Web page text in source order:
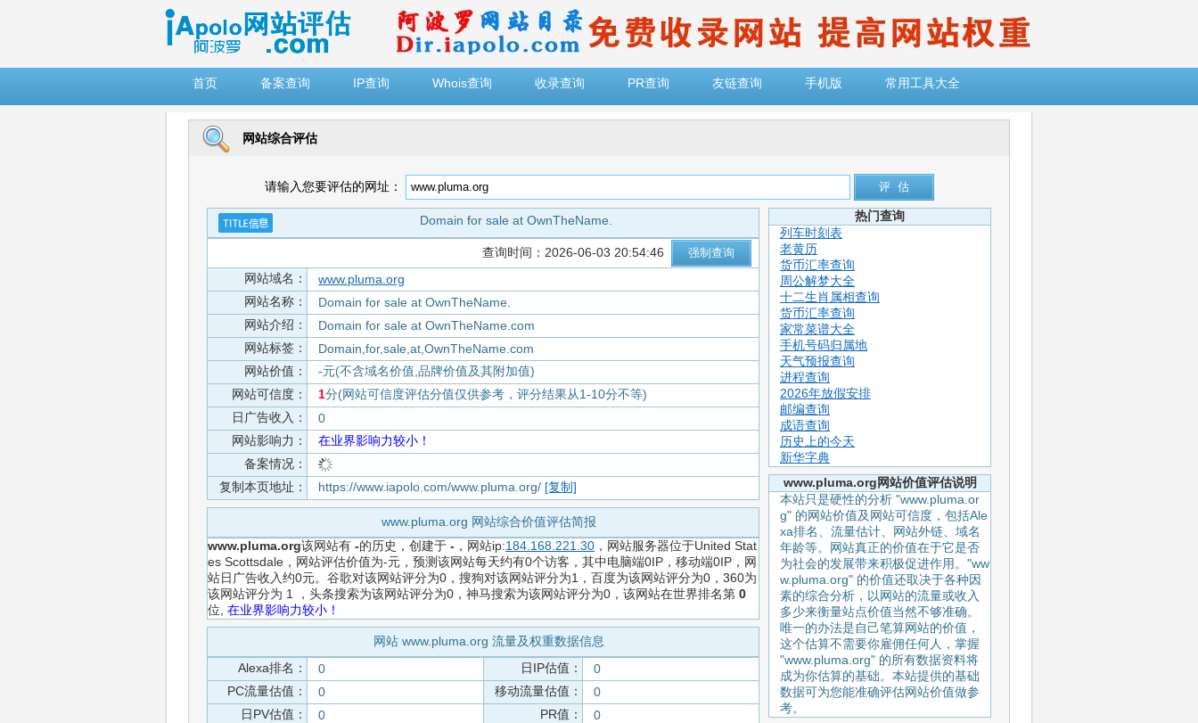
首页
备案查询 IP查询 Whois查询 收录查询 PR查询 友链查询 手机版 常用工具大全
网站综合评估
请输入您要评估的网址：
Domain for sale at OwnTheName.
查询时间：2026-06-03 20:54:46
网站域名：
www.pluma.org
网站名称：
Domain for sale at OwnTheName.
网站介绍：
Domain for sale at OwnTheName.com
网站标签：
Domain,for,sale,at,OwnTheName.com
网站价值：
-元(不含域名价值,品牌价值及其附加值)
网站可信度：
1分(网站可信度评估分值仅供参考，评分结果从1-10分不等)
日广告收入：
0
网站影响力：
在业界影响力较小！
备案情况：
复制本页地址：
https://www.iapolo.com/www.pluma.org/ [复制]
www.pluma.org 网站综合价值评估简报
www.pluma.org该网站有 -的历史，创建于 - ，网站ip:184.168.221.30 ，网站服务器位于United Stat
es Scottsdale，网站评估价值为-元，预测该网站每天约有0个访客，其中电脑端0IP，移动端0IP，网
站日广告收入约0元。谷歌对该网站评分为0，搜狗对该网站评分为1，百度为该网站评分为0，360为
该网站评分为 1 ，头条搜索为该网站评分为0，神马搜索为该网站评分为0，该网站在世界排名第 0
位, 在业界影响力较小！
网站 www.pluma.org 流量及权重数据信息
Alexa排名：
0 日IP估值：
0
PC流量估值：
0 移动流量估值：
0
日PV估值：
0 PR值：
0
热门查询
列车时刻表
老黄历
货币汇率查询
周公解梦大全
十二生肖属相查询
货币汇率查询
家常菜谱大全
手机号码归属地
天气预报查询
进程查询
2026年放假安排
邮编查询
成语查询
历史上的今天
新华字典
www.pluma.org网站价值评估说明
本站只是硬性的分析 "www.pluma.or
g" 的网站价值及网站可信度，包括Ale
xa排名、流量估计、网站外链、域名
年龄等。网站真正的价值在于它是否
为社会的发展带来积极促进作用。"ww
w.pluma.org" 的价值还取决于各种因
素的综合分析，以网站的流量或收入
多少来衡量站点价值当然不够准确。
唯一的办法是自己笔算网站的价值，
这个估算不需要你雇佣任何人，掌握
"www.pluma.org" 的所有数据资料将
成为你估算的基础。本站提供的基础
数据可为您能准确评估网站价值做参
考。